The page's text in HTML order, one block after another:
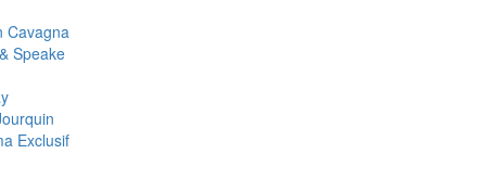
Cavagna
Speake
Exclusif